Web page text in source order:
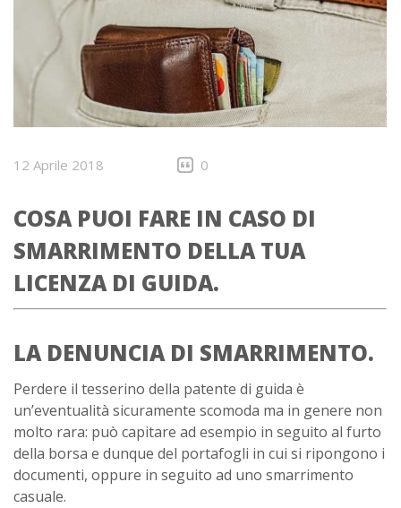
12 Aprile 2018 0
COSA PUOI FARE IN CASO DI
SMARRIMENTO DELLA TUA
LICENZA DI GUIDA.
LA DENUNCIA DI SMARRIMENTO.
Perdere il tesserino della patente di guida è
un’eventualità sicuramente scomoda ma in genere non
molto rara: può capitare ad esempio in seguito al furto
della borsa e dunque del portafogli in cui si ripongono i
documenti, oppure in seguito ad uno smarrimento
casuale.